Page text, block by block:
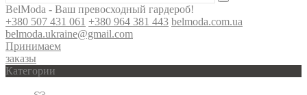
BelModa - Ваш превосходный гардероб!
+380 507 431 061 +380 964 381 443 belmoda.com.ua
belmoda.ukraine@gmail.com
Принимаем
заказы
Категории